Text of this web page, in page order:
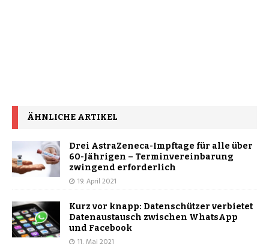
ÄHNLICHE ARTIKEL
Drei AstraZeneca-Impftage für alle über
60-Jährigen – Terminvereinbarung
zwingend erforderlich
19. April 2021
Kurz vor knapp: Datenschützer verbietet
Datenaustausch zwischen WhatsApp
und Facebook
11. Mai 2021